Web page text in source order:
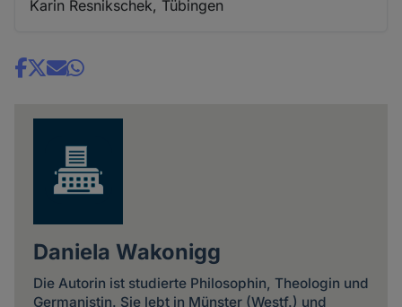
Karin Resnikschek, Tübingen
Share
Daniela Wakonigg
Die Autorin ist studierte Philosophin, Theologin und
Germanistin. Sie lebt in Münster (Westf.) und